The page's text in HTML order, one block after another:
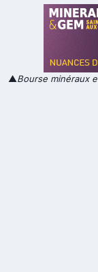
▲Bourse minéraux